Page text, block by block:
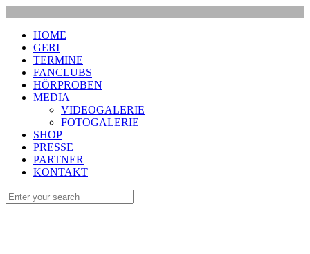
HOME
GERI
TERMINE
FANCLUBS
HÖRPROBEN
MEDIA
VIDEOGALERIE
FOTOGALERIE
SHOP
PRESSE
PARTNER
KONTAKT